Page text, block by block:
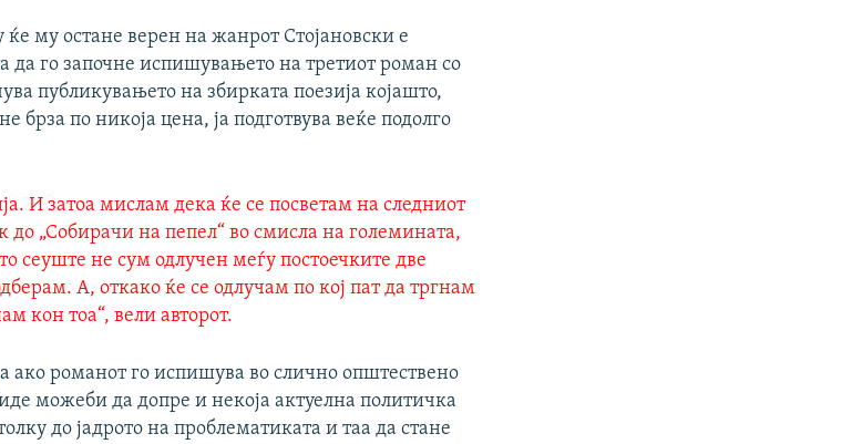
му остане верен на жанрот Стојановски е
да го започне испишувањето на третиот роман со
публикувањето на збирката поезија којашто,
брза по никоја цена, ја подготвува веќе подолго
И затоа мислам дека ќе се посветам на следниот
до „Собирачи на пепел“ во смисла на големината,
сеуште не сум одлучен меѓу постоечките две
А, откако ќе се одлучам по кој пат да тргнам
кон тоа“, вели авторот.
ако романот го испишува во слично општествено
можеби да допре и некоја актуелна политичка
до јадрото на проблематиката и таа да стане